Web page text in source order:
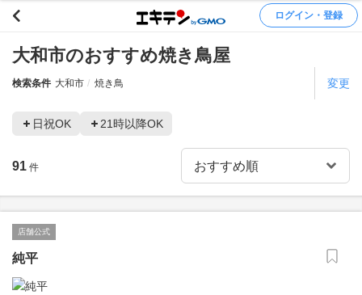
ログイン・登録
大和市のおすすめ焼き鳥屋
検索条件 大和市 焼き鳥 変更
日祝OK 21時以降OK
91 件
店舗公式
純平